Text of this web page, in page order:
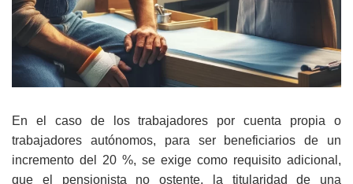
En el caso de los trabajadores por cuenta propia o
trabajadores autónomos, para ser beneficiarios de un
incremento del 20 %, se exige como requisito adicional,
que el pensionista no ostente, la titularidad de una